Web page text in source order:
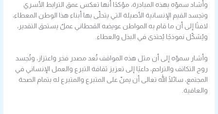
وأشاد سموّه بهذه المبادرة، مؤكدًا أنها تعكس عمق الترابط الأسري
وتجسد القيم الإنسانية الأصيلة التي يتحلّى بها أبناء هذا الوطن المعطاء،
لافتًا إلى أن ما قام به المواطن عويضه القحطاني عملٌ يستحق التقدير،
ويُشكّل نموذجًا يُحتذى في البذل والعطاء.
وأشار سموّه إلى أن مثل هذه المواقف تُعد مصدر فخر واعتزاز، وتُجسد
روح التكاتف والتراحم، داعيًا إلى تعزيز ثقافة التبرع والعمل الإنساني في
المجتمع، سائلًا الله تعالى أن يمنّ على المتبرع والمتبرع له بتمام الصحة
والعافية.